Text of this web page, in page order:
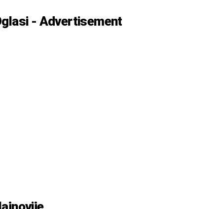
- Advertisement